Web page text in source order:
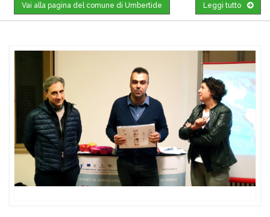
Leggi tutto
Vai alla pagina del comune di Umbertide